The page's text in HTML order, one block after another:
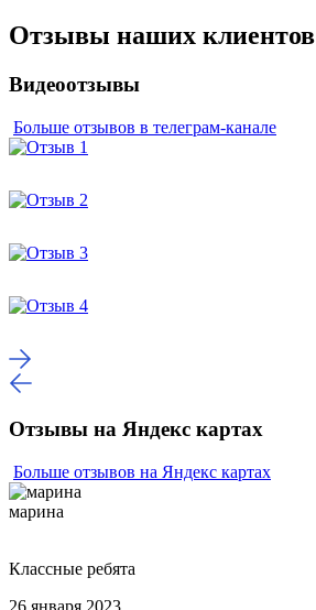
Отзывы наших клиентов
Видеоотзывы
Больше отзывов в телеграм-канале
Отзывы на Яндекс картах
Больше отзывов на Яндекс картах
марина
Классные ребята
26 января 2023